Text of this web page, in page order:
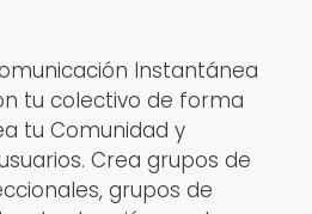
Instantánea
tu colectivo de forma
tu Comunidad y
Crea grupos de
grupos de